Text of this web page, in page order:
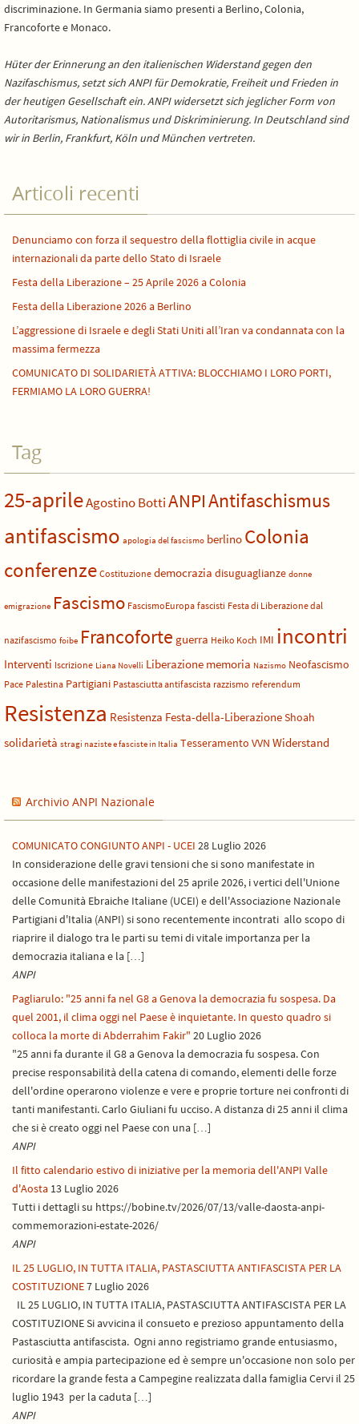
discriminazione. In Germania siamo presenti a Berlino, Colonia,
Francoforte e Monaco.
Hüter der Erinnerung an den italienischen Widerstand gegen den
Nazifaschismus, setzt sich ANPI für Demokratie, Freiheit und Frieden in
der heutigen Gesellschaft ein. ANPI widersetzt sich jeglicher Form von
Autoritarismus, Nationalismus und Diskriminierung. In Deutschland sind
wir in Berlin, Frankfurt, Köln und München vertreten.
Articoli recenti
Denunciamo con forza il sequestro della flottiglia civile in acque
internazionali da parte dello Stato di Israele
Festa della Liberazione – 25 Aprile 2026 a Colonia
Festa della Liberazione 2026 a Berlino
L’aggressione di Israele e degli Stati Uniti all’Iran va condannata con la
massima fermezza
COMUNICATO DI SOLIDARIETÀ ATTIVA: BLOCCHIAMO I LORO PORTI,
FERMIAMO LA LORO GUERRA!
Tag
25-aprileAgostino BottiANPIAntifaschismus
antifascismo apologia del fascismo berlino Colonia
conferenze Costituzione democrazia disuguaglianze donne
emigrazione Fascismo FascismoEuropa fascisti Festa di Liberazione dal
nazifascismo foibe Francoforte guerra Heiko Koch IMI incontri
Interventi Iscrizione Liana Novelli Liberazione memoria Nazismo Neofascismo
Pace Palestina Partigiani Pastasciutta antifascista razzismo referendum
Resistenza Resistenza Festa-della-LiberazioneShoah
solidarietà stragi naziste e fasciste in Italia Tesseramento VVN Widerstand
Archivio ANPI Nazionale
COMUNICATO CONGIUNTO ANPI - UCEI 28 Luglio 2026
In considerazione delle gravi tensioni che si sono manifestate in
occasione delle manifestazioni del 25 aprile 2026, i vertici dell'Unione
delle Comunità Ebraiche Italiane (UCEI) e dell'Associazione Nazionale
Partigiani d'Italia (ANPI) si sono recentemente incontrati allo scopo di
riaprire il dialogo tra le parti su temi di vitale importanza per la
democrazia italiana e la […]
ANPI
Pagliarulo: "25 anni fa nel G8 a Genova la democrazia fu sospesa. Da
quel 2001, il clima oggi nel Paese è inquietante. In questo quadro si
colloca la morte di Abderrahim Fakir" 20 Luglio 2026
"25 anni fa durante il G8 a Genova la democrazia fu sospesa. Con
precise responsabilità della catena di comando, elementi delle forze
dell'ordine operarono violenze e vere e proprie torture nei confronti di
tanti manifestanti. Carlo Giuliani fu ucciso. A distanza di 25 anni il clima
che si è creato oggi nel Paese con una […]
ANPI
Il fitto calendario estivo di iniziative per la memoria dell'ANPI Valle
d'Aosta 13 Luglio 2026
Tutti i dettagli su https://bobine.tv/2026/07/13/valle-daosta-anpi-
commemorazioni-estate-2026/
ANPI
IL 25 LUGLIO, IN TUTTA ITALIA, PASTASCIUTTA ANTIFASCISTA PER LA
COSTITUZIONE7 Luglio 2026
IL 25 LUGLIO, IN TUTTA ITALIA, PASTASCIUTTA ANTIFASCISTA PER LA
COSTITUZIONE Si avvicina il consueto e prezioso appuntamento della
Pastasciutta antifascista. Ogni anno registriamo grande entusiasmo,
curiosità e ampia partecipazione ed è sempre un'occasione non solo per
ricordare la grande festa a Campegine realizzata dalla famiglia Cervi il 25
luglio 1943 per la caduta […]
ANPI